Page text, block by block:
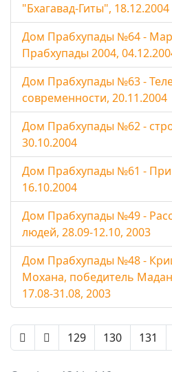
"Бхагавад-Гиты", 18.12.2004
Дом Прабхупады №64 -
Прабхупады 2004,
Дом Прабхупады №63 -
современности, 20.11.2004
Дом Прабхупады №62 -
30.10.2004
Дом Прабхупады №61 -
16.10.2004
Дом Прабхупады №49 -
людей, 28.09-12.10, 2003
Дом Прабхупады №48 -
Мохана, победитель
17.08-31.08, 2003
129 130 131